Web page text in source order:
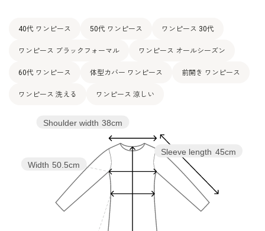
40代 ワンピース 50代 ワンピース ワンピース 30代
ワンピース ブラックフォーマル ワンピース オールシーズン
60代 ワンピース 体型カバー ワンピース 前開き ワンピース
ワンピース 洗える ワンピース 涼しい
Sleeve length 45cm
Width 50.5cm
Shoulder width 38cm